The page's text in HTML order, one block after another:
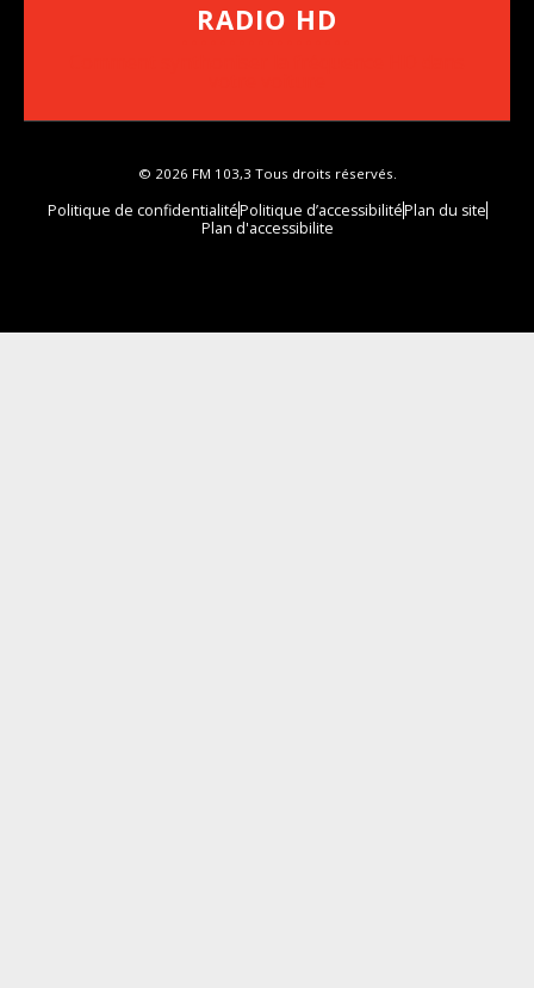
RADIO HD
© 2026 FM 103,3 Tous droits réservés.
Politique de confidentialitéPolitique d’accessibilitéPlan du site
Plan d'accessibilite